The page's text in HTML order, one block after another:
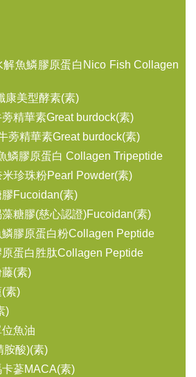
解魚鱗膠原蛋白Nico Fish Collagen
康美型酵素(素)
精華素Great burdock(素)
蒡精華素Great burdock(素)
鱗膠原蛋白 Collagen Tripeptide
珍珠粉Pearl Powder(素)
Fucoidan(素)
糖膠(慈心認證)Fucoidan(素)
膠原蛋白粉Collagen Peptide
蛋白胜肽Collagen Peptide
(素)
素)
)
魚油
胺酸)(素)
蔘MACA(素)